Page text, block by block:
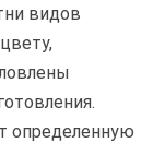
видов
определенную